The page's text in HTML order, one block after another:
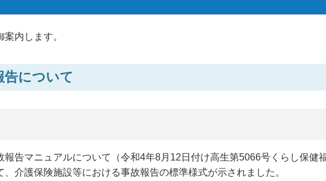
内します。
告について
報告マニュアルについて（令和4年8月12日付け高生第5066号くらし保健
介護保険施設等における事故報告の標準様式が示されました。